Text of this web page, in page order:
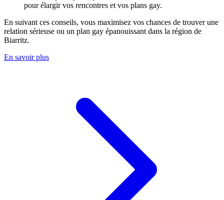
pour élargir vos rencontres et vos plans gay.
En suivant ces conseils, vous maximisez vos chances de trouver une
relation sérieuse ou un plan gay épanouissant dans la région de
Biarritz.
En savoir plus